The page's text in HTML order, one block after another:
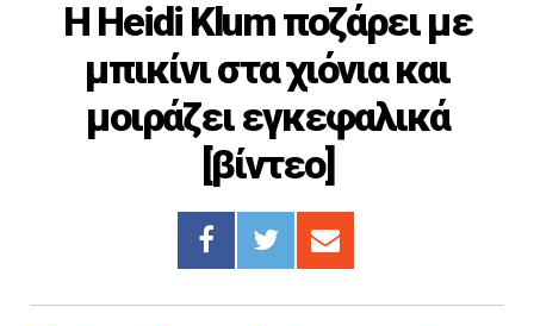
ΣΥΝΔΕΣΜΟΙ
H Heidi Klum ποζάρει με
μπικίνι στα χιόνια και
μοιράζει εγκεφαλικά
[βίντεο]